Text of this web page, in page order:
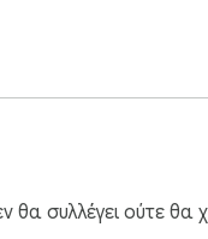
συλλέγει ούτε